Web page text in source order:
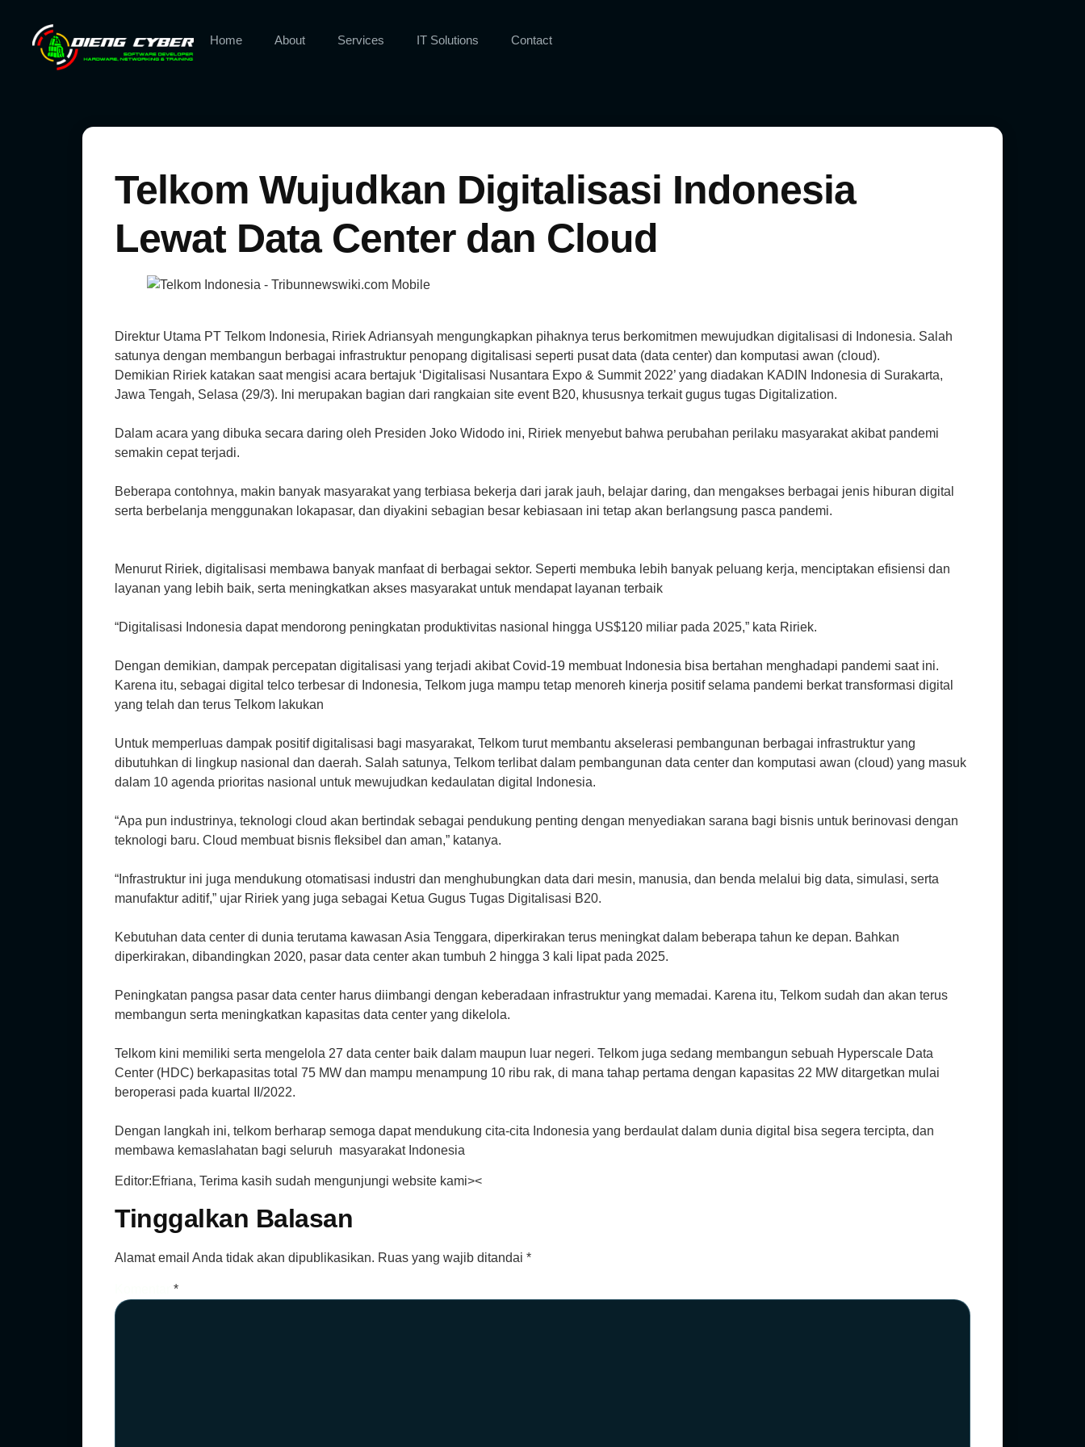
Home About Services IT Solutions Contact
Telkom Wujudkan Digitalisasi Indonesia
Lewat Data Center dan Cloud
Direktur Utama PT Telkom Indonesia, Ririek Adriansyah mengungkapkan pihaknya terus berkomitmen mewujudkan digitalisasi di Indonesia. Salah
satunya dengan membangun berbagai infrastruktur penopang digitalisasi seperti pusat data (data center) dan komputasi awan (cloud).
Demikian Ririek katakan saat mengisi acara bertajuk ‘Digitalisasi Nusantara Expo & Summit 2022’ yang diadakan KADIN Indonesia di Surakarta,
Jawa Tengah, Selasa (29/3). Ini merupakan bagian dari rangkaian site event B20, khususnya terkait gugus tugas Digitalization.
Dalam acara yang dibuka secara daring oleh Presiden Joko Widodo ini, Ririek menyebut bahwa perubahan perilaku masyarakat akibat pandemi
semakin cepat terjadi.
Beberapa contohnya, makin banyak masyarakat yang terbiasa bekerja dari jarak jauh, belajar daring, dan mengakses berbagai jenis hiburan digital
serta berbelanja menggunakan lokapasar, dan diyakini sebagian besar kebiasaan ini tetap akan berlangsung pasca pandemi.
Menurut Ririek, digitalisasi membawa banyak manfaat di berbagai sektor. Seperti membuka lebih banyak peluang kerja, menciptakan efisiensi dan
layanan yang lebih baik, serta meningkatkan akses masyarakat untuk mendapat layanan terbaik
“Digitalisasi Indonesia dapat mendorong peningkatan produktivitas nasional hingga US$120 miliar pada 2025,” kata Ririek.
Dengan demikian, dampak percepatan digitalisasi yang terjadi akibat Covid-19 membuat Indonesia bisa bertahan menghadapi pandemi saat ini.
Karena itu, sebagai digital telco terbesar di Indonesia, Telkom juga mampu tetap menoreh kinerja positif selama pandemi berkat transformasi digital
yang telah dan terus Telkom lakukan
Untuk memperluas dampak positif digitalisasi bagi masyarakat, Telkom turut membantu akselerasi pembangunan berbagai infrastruktur yang
dibutuhkan di lingkup nasional dan daerah. Salah satunya, Telkom terlibat dalam pembangunan data center dan komputasi awan (cloud) yang masuk
dalam 10 agenda prioritas nasional untuk mewujudkan kedaulatan digital Indonesia.
“Apa pun industrinya, teknologi cloud akan bertindak sebagai pendukung penting dengan menyediakan sarana bagi bisnis untuk berinovasi dengan
teknologi baru. Cloud membuat bisnis fleksibel dan aman,” katanya.
“Infrastruktur ini juga mendukung otomatisasi industri dan menghubungkan data dari mesin, manusia, dan benda melalui big data, simulasi, serta
manufaktur aditif,” ujar Ririek yang juga sebagai Ketua Gugus Tugas Digitalisasi B20.
Kebutuhan data center di dunia terutama kawasan Asia Tenggara, diperkirakan terus meningkat dalam beberapa tahun ke depan. Bahkan
diperkirakan, dibandingkan 2020, pasar data center akan tumbuh 2 hingga 3 kali lipat pada 2025.
Peningkatan pangsa pasar data center harus diimbangi dengan keberadaan infrastruktur yang memadai. Karena itu, Telkom sudah dan akan terus
membangun serta meningkatkan kapasitas data center yang dikelola.
Telkom kini memiliki serta mengelola 27 data center baik dalam maupun luar negeri. Telkom juga sedang membangun sebuah Hyperscale Data
Center (HDC) berkapasitas total 75 MW dan mampu menampung 10 ribu rak, di mana tahap pertama dengan kapasitas 22 MW ditargetkan mulai
beroperasi pada kuartal II/2022.
Dengan langkah ini, telkom berharap semoga dapat mendukung cita-cita Indonesia yang berdaulat dalam dunia digital bisa segera tercipta, dan
membawa kemaslahatan bagi seluruh masyarakat Indonesia
Editor:Efriana, Terima kasih sudah mengunjungi website kami><
Tinggalkan Balasan
Alamat email Anda tidak akan dipublikasikan. Ruas yang wajib ditandai *
*